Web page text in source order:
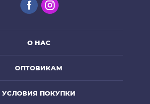
О НАС
ОПТОВИКАМ
УСЛОВИЯ ПОКУПКИ